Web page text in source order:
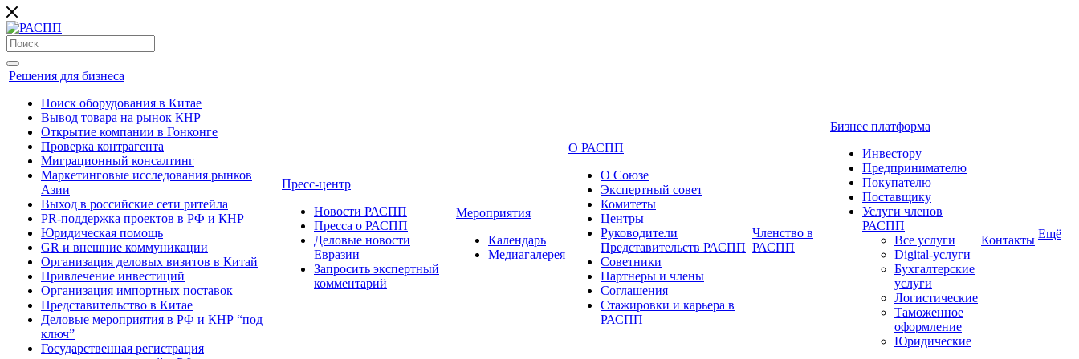
Решения для бизнеса
Поиск оборудования в Китае
Вывод товара на рынок КНР
Открытие компании в Гонконге
Проверка контрагента
Миграционный консалтинг
Маркетинговые исследования рынков
Азии
Выход в российские сети ритейла
PR-поддержка проектов в РФ и КНР
Юридическая помощь
GR и внешние коммуникации
Организация деловых визитов в Китай
Привлечение инвестиций
Организация импортных поставок
Представительство в Китае
Деловые мероприятия в РФ и КНР “под
ключ”
Государственная регистрация
Пресс-центр
Новости РАСПП
Пресса о РАСПП
Деловые новости
Евразии
Запросить экспертный
комментарий
Мероприятия
Календарь
Медиагалерея
О РАСПП
О Союзе
Экспертный совет
Комитеты
Центры
Руководители
Представительств РАСПП
Советники
Партнеры и члены
Соглашения
Стажировки и карьера в
РАСПП
Членство в
РАСПП
Бизнес платформа
Инвестору
Предпринимателю
Покупателю
Поставщику
Услуги членов
РАСПП
Все услуги
Digital-услуги
Бухгалтерские
услуги
Логистические
Таможенное
оформление
Юридические
Контакты Ещё